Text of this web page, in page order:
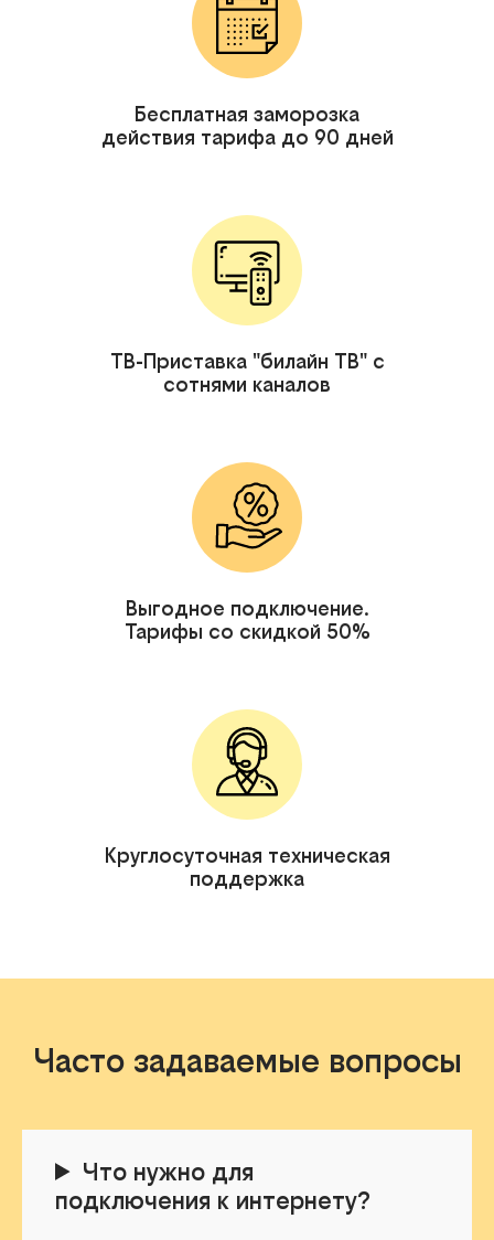
Бесплатная заморозка
действия тарифа до 90 дней
ТВ-Приставка "билайн ТВ" с
сотнями каналов
Выгодное подключение.
Тарифы со скидкой 50%
Круглосуточная техническая
поддержка
Часто задаваемые вопросы
Что нужно для
подключения к интернету?